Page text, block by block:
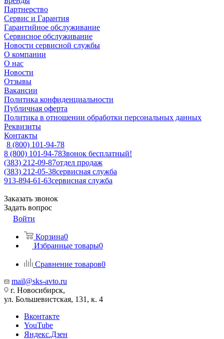
Партнерство
Сервис и Гарантия
Гарантийное обслуживание
Сервисное обслуживание
Новости сервисной службы
О компании
О нас
Новости
Отзывы
Вакансии
Политика конфиденциальности
Публичная оферта
Политика в отношении обработки персональных данных
Реквизиты
Контакты
8 (800) 101-94-78
8 (800) 101-94-78Звонок бесплатный!
(383) 212-09-87отдел продаж
(383) 212-05-38сервисная служба
913-894-61-63сервисная служба
Заказать звонок
Задать вопрос
Войти
Корзина0
Избранные товары0
Сравнение товаров0
mail@sks-avto.ru
г. Новосибирск,
ул. Большевистская, 131, к. 4
Вконтакте
YouTube
Яндекс.Дзен